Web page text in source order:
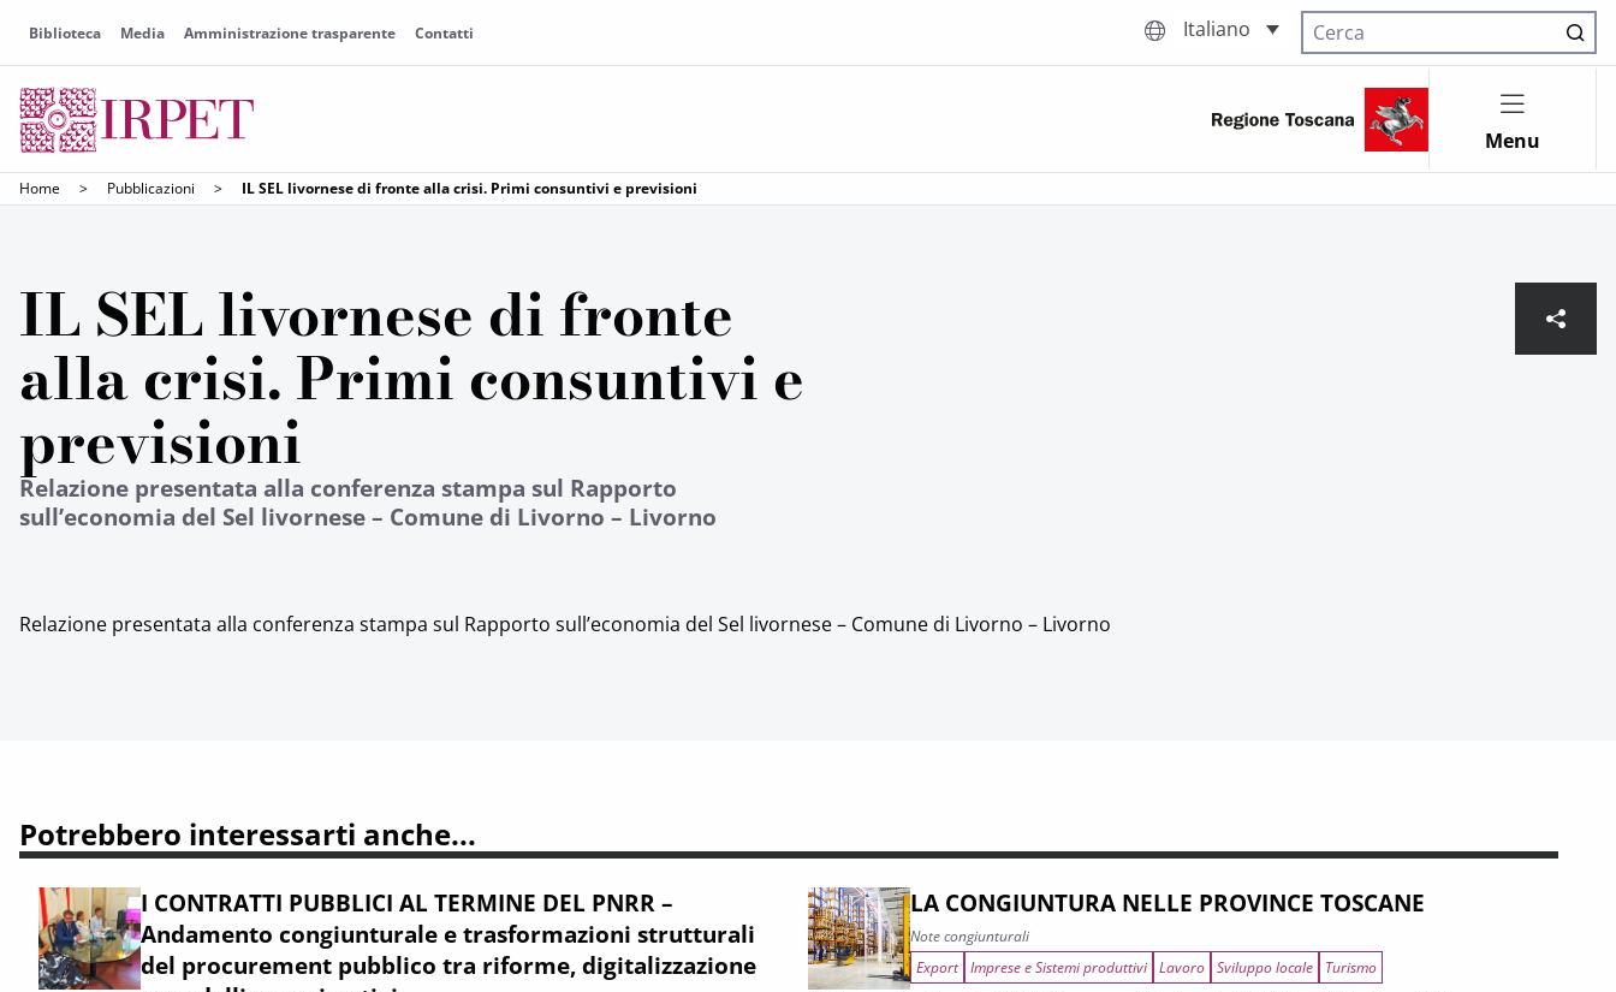
Biblioteca Media Amministrazione trasparente Contatti Italiano
Cerca nel sito
Menu
Home > Pubblicazioni > IL SEL livornese di fronte alla crisi. Primi consuntivi e previsioni
IL SEL livornese di fronte
alla crisi. Primi consuntivi e
previsioni
Relazione presentata alla conferenza stampa sul Rapporto
sull’economia del Sel livornese – Comune di Livorno – Livorno
Relazione presentata alla conferenza stampa sul Rapporto sull’economia del Sel livornese – Comune di Livorno – Livorno
Potrebbero interessarti anche...
I CONTRATTI PUBBLICI AL TERMINE DEL PNRR –
Andamento congiunturale e trasformazioni strutturali
del procurement pubblico tra riforme, digitalizzazione
LA CONGIUNTURA NELLE PROVINCE TOSCANE
Note congiunturali
Export Imprese e Sistemi produttivi Lavoro Sviluppo locale Turismo